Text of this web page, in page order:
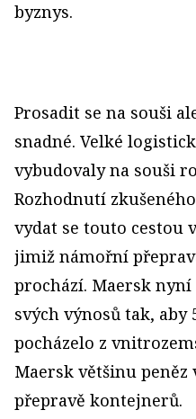
byznys.
Prosadit se na souši
snadné. Velké
vybudovaly na souši
Rozhodnutí
vydat se touto cestou
jimiž námořní
prochází. Maersk
svých výnosů tak, aby
pocházelo z
Maersk většinu
přepravě kontejnerů.